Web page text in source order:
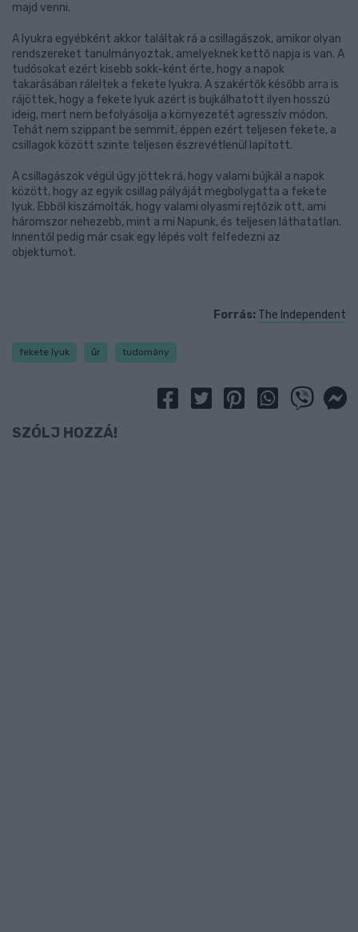
majd venni.
A lyukra egyébként akkor találtak rá a csillagászok, amikor olyan
rendszereket tanulmányoztak, amelyeknek kettő napja is van. A
tudósokat ezért kisebb sokk-ként érte, hogy a napok
takarásában ráleltek a fekete lyukra. A szakértők később arra is
rájöttek, hogy a fekete lyuk azért is bujkálhatott ilyen hosszú
ideig, mert nem befolyásolja a környezetét agresszív módon.
Tehát nem szippant be semmit, éppen ezért teljesen fekete, a
csillagok között szinte teljesen észrevétlenül lapított.
A csillagászok végül úgy jöttek rá, hogy valami bújkál a napok
között, hogy az egyik csillag pályáját megbolygatta a fekete
lyuk. Ebből kiszámolták, hogy valami olyasmi rejtőzik ott, ami
háromszor nehezebb, mint a mi Napunk, és teljesen láthatatlan.
Innentől pedig már csak egy lépés volt felfedezni az
objektumot.
Forrás: The Independent
fekete lyuk űr tudomány
SZÓLJ HOZZÁ!